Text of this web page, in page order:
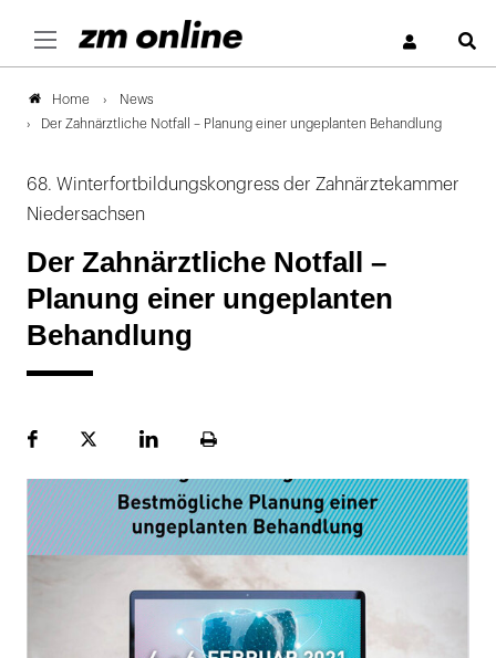
Home
News
Der Zahnärztliche Notfall – Planung einer ungeplanten Behandlung
68. Winterfortbildungskongress der Zahnärztekammer
Niedersachsen
Der Zahnärztliche Notfall –
Planung einer ungeplanten
Behandlung
FacebookPlattformLinekdInSeite